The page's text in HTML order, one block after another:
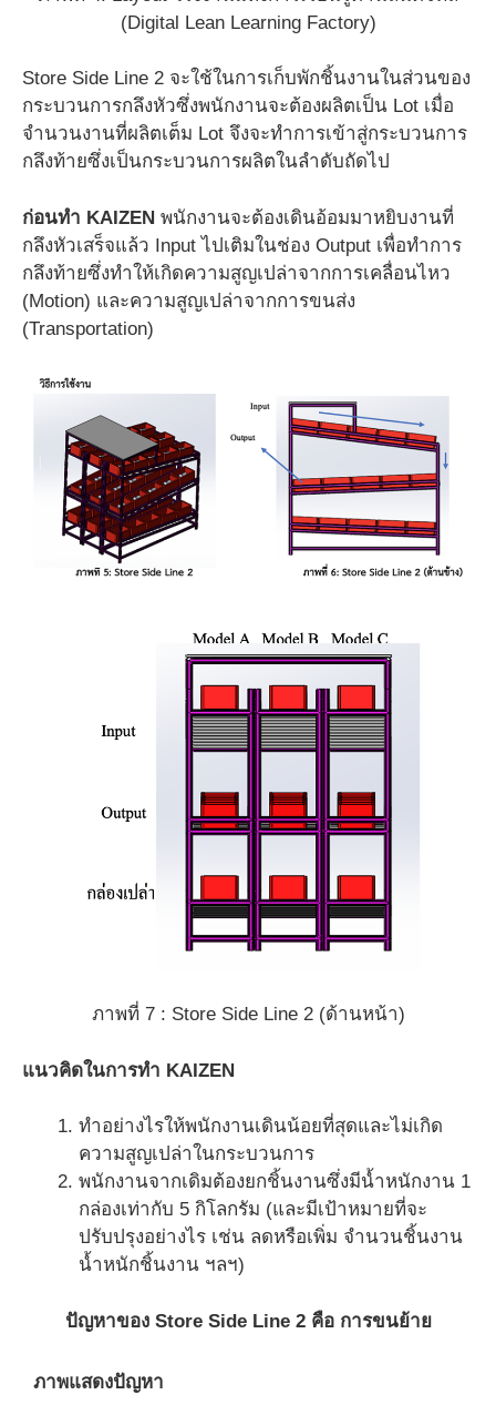
(Digital Lean Learning Factory)
Store Side Line 2 จะใช้ในการเก็บพักชิ้นงานในส่วนของ
กระบวนการกลึงหัวซึ่งพนักงานจะต้องผลิตเป็น Lot เมื่อ
จำนวนงานที่ผลิตเต็ม Lot จึงจะทำการเข้าสู่กระบวนการ
กลึงท้ายซึ่งเป็นกระบวนการผลิตในลำดับถัดไป
ก่อนทำ KAIZEN พนักงานจะต้องเดินอ้อมมาหยิบงานที่
กลึงหัวเสร็จแล้ว Input ไปเติมในช่อง Output เพื่อทำการ
กลึงท้ายซึ่งทำให้เกิดความสูญเปล่าจากการเคลื่อนไหว
(Motion) และความสูญเปล่าจากการขนส่ง
(Transportation)
ภาพที่ 7 : Store Side Line 2 (ด้านหน้า)
แนวคิดในการทำ KAIZEN
ทำอย่างไรให้พนักงานเดินน้อยที่สุดและไม่เกิด
ความสูญเปล่าในกระบวนการ
พนักงานจากเดิมต้องยกชิ้นงานซึ่งมีน้ำหนักงาน 1
กล่องเท่ากับ 5 กิโลกรัม (และมีเป้าหมายที่จะ
ปรับปรุงอย่างไร เช่น ลดหรือเพิ่ม จำนวนชิ้นงาน
น้ำหนักชิ้นงาน ฯลฯ)
ปัญหาของ Store Side Line 2 คือ การขนย้าย
ภาพแสดงปัญหา